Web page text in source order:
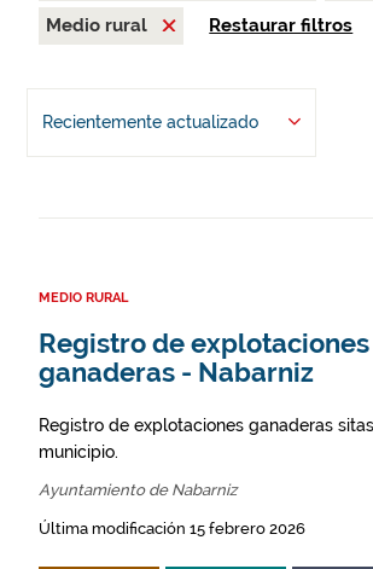
Medio rural
Restaurar filtros
Recientemente actualizado
MEDIO RURAL
Registro de explotaciones
ganaderas - Nabarniz
Registro de explotaciones ganaderas
municipio.
Ayuntamiento de Nabarniz
Última modificación 15 febrero 2026